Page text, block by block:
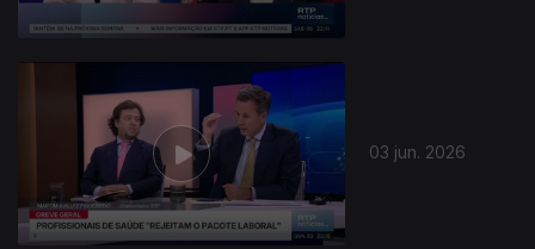
03 jun. 2026